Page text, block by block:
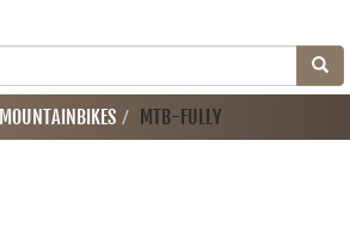
MOUNTAINBIKES MTB-FULLY